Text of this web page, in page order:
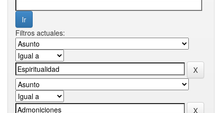
Filtros actuales: